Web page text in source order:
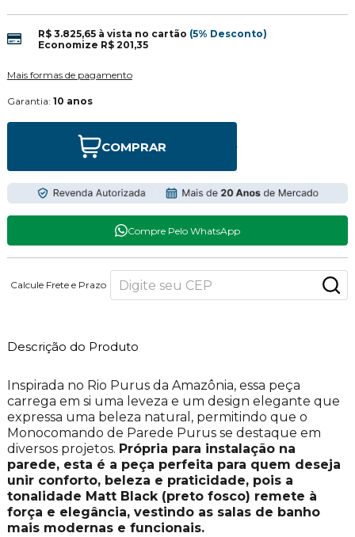
R$ 3.825,65 à vista no cartão (5% Desconto)
Economize R$ 201,35
Mais formas de pagamento
Garantia: 10 anos
COMPRAR
Compre Pelo WhatsApp
Calcule Frete e Prazo
Descrição do Produto
Inspirada no Rio Purus da Amazônia, essa peça
carrega em si uma leveza e um design elegante que
expressa uma beleza natural, permitindo que o
Monocomando de Parede Purus se destaque em
diversos projetos. Própria para instalação na
parede, esta é a peça perfeita para quem deseja
unir conforto, beleza e praticidade, pois a
tonalidade Matt Black (preto fosco) remete à
força e elegância, vestindo as salas de banho
mais modernas e funcionais.